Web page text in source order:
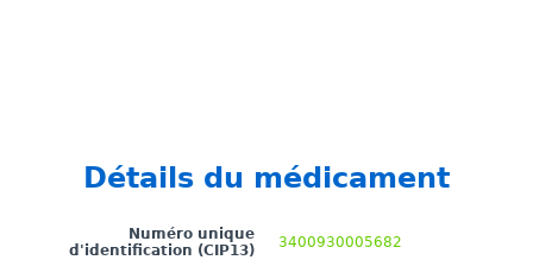
Détails du médicament
Numéro unique
d'identification (CIP13)
3400930005682